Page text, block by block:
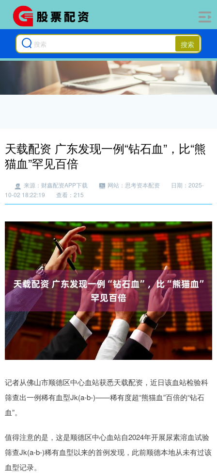
搜索
天载配资 广东发现一例“钻石血”，比“熊
猫血”罕见百倍
来源：财鑫配资APP下载 网站：思考资本配资
日期：2025-
10-02 18:22:19
查看：215
记者从佛山市顺德区中心血站获悉天载配资，近日该血站检验科
筛查出一例稀有血型Jk(a-b-)——稀有度超“熊猫血”百倍的“钻石
血”。
值得注意的是，这是顺德区中心血站自2024年开展尿素溶血试验
筛查Jk(a-b-)稀有血型以来的首例发现，此前顺德本地从未有过该
血型记录。